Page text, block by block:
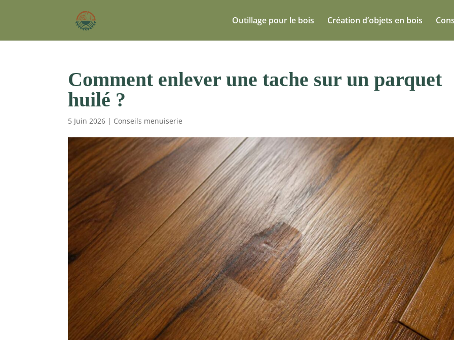
Outillage pour le bois Création d’objets en bois
Comment enlever une tache sur un parquet
huilé ?
5 Juin 2026 | Conseils menuiserie